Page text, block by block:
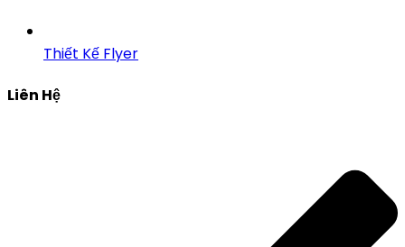
Thiết Kế Flyer
Liên Hệ